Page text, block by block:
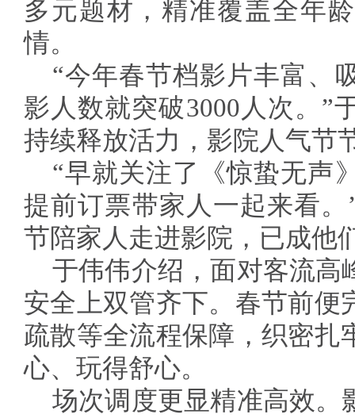
多元题材，精准覆盖全年
情。
“今年春节档影片丰富、
影人数就突破3000人次。”
持续释放活力，影院人气节
“早就关注了《惊蛰无声
提前订票带家人一起来看
节陪家人走进影院，已成他
于伟伟介绍，面对客流高
安全上双管齐下。春节前便
疏散等全流程保障，织密扎
心、玩得舒心。
场次调度更显精准高效。